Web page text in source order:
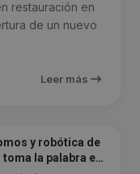
restauración en
de un nuevo
Leer más
y robótica de
la palabra en